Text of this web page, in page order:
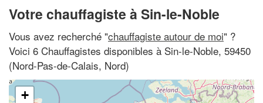
Votre chauffagiste à Sin-le-Noble
Vous avez recherché "chauffagiste autour de moi" ?
Voici 6 Chauffagistes disponibles à Sin-le-Noble, 59450
(Nord-Pas-de-Calais, Nord)
+